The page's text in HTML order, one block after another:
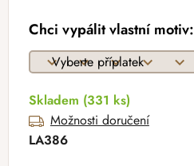
Chci vypálit vlastní motiv:
Skladem (331 ks)
Možnosti doručení
LA386